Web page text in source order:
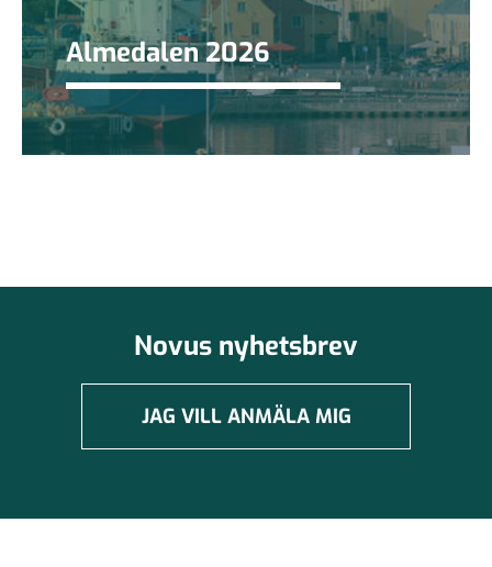
Almedalen 2026
Novus nyhetsbrev
JAG VILL ANMÄLA MIG